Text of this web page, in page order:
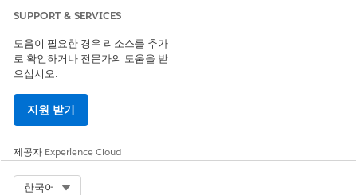
범주: 사이버 보안
이제 특정 사업부, 공급업체 또는 자산에 대한 피싱 관련 위험을
등록하는 모든 사람은 이 시나리오를 템플릿으로 선택할 수 있습
하므로 피싱 위험은 생성자 또는 시기에 관계없이 전체 위험 레
지스터에서 동일한 방식으로 분류됩니다.
SUPPORT & SERVICES
도움이 필요한 경우 리소스를 추가
로 확인하거나 전문가의 도움을 받
으십시오.
지원 받기
제공자 Experience Cloud
한국어